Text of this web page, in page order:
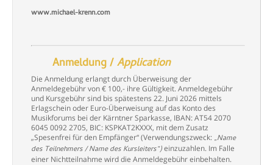
www.michael-krenn.com
Anmeldung /Application
Die Anmeldung erlangt durch Überweisung der
Anmeldegebühr von € 100,- ihre Gültigkeit. Anmeldegebühr
und Kursgebühr sind bis spätestens 22. Juni 2026 mittels
Erlagschein oder Euro-Überweisung auf das Konto des
Musikforums bei der Kärntner Sparkasse, IBAN: AT54 2070
6045 0092 2705, BIC: KSPKAT2KXXX, mit dem Zusatz
„Spesenfrei für den Empfänger“ (Verwendungszweck: „Name
des Teilnehmers / Name des Kursleiters“)einzuzahlen. Im Falle
einer Nichtteilnahme wird die Anmeldegebühr einbehalten.